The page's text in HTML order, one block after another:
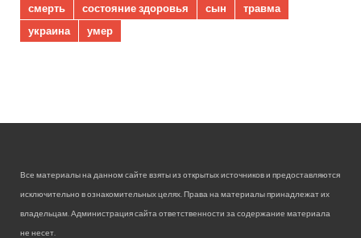
смерть
состояние здоровья сын
травма
украина
умер
Все материалы на данном сайте взяты из открытых источников и предоставляются
исключительно в ознакомительных целях. Права на материалы принадлежат их
владельцам. Администрация сайта ответственности за содержание материала
не несет.